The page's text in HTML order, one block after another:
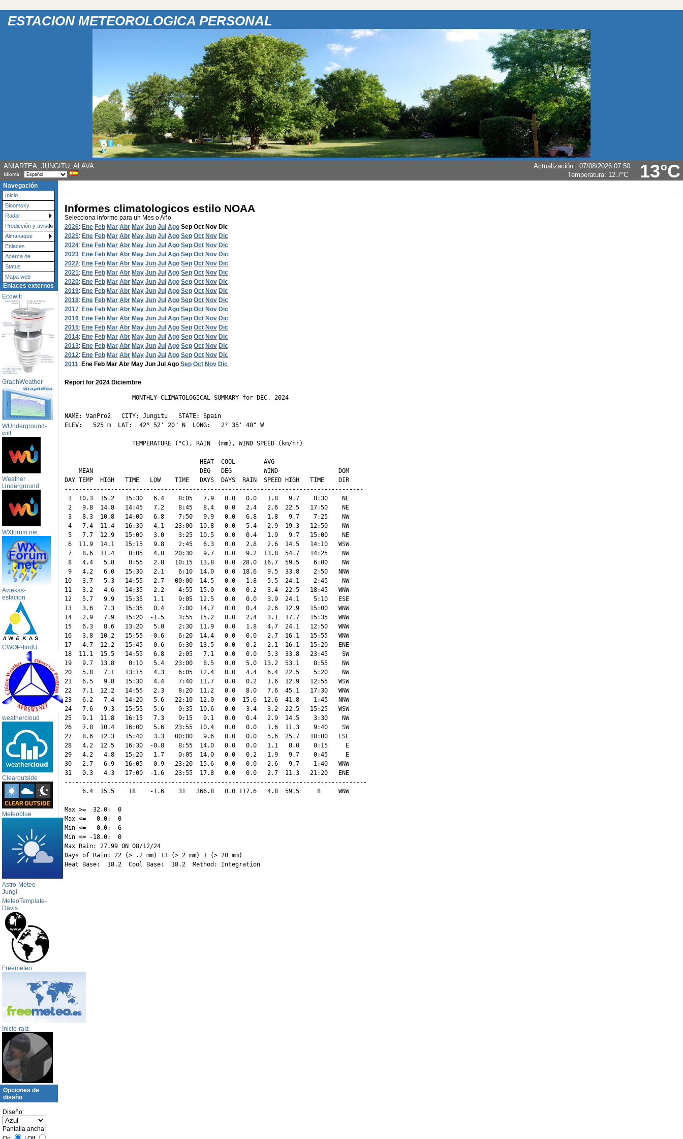
ESTACION METEOROLOGICA PERSONAL
13°C
ANIARTEA, JUNGITU, ALAVA
Idioma:
Actualización: 07/08/2026 07:50
Temperatura: 12.7°C
Navegación
Inicio
Bloomsky
Radar
Predicción y avisos
Almanaque
Enlaces
Acerca de
Status
Mapa web
Enlaces externos
Ecowitt
GraphWeather
WUnderground-
witt
Weather
Underground
WXforum.net
Awekas-
estacion
CWOP-findU
weathercloud
Clearoutside
Meteoblue
Astro-Meteo
Jungi
MeteoTemplate-
Davis
Freemeteo
Inicio-raiz
Opciones de
diseño
Diseño:
Pantalla ancha:
Informes climatologicos estilo NOAA
Selecciona informe para un Mes o Año
2026: Ene Feb Mar Abr May Jun Jul Ago Sep Oct Nov Dic
2025: Ene Feb Mar Abr May Jun Jul Ago Sep Oct Nov Dic
2024: Ene Feb Mar Abr May Jun Jul Ago Sep Oct Nov Dic
2023: Ene Feb Mar Abr May Jun Jul Ago Sep Oct Nov Dic
2022: Ene Feb Mar Abr May Jun Jul Ago Sep Oct Nov Dic
2021: Ene Feb Mar Abr May Jun Jul Ago Sep Oct Nov Dic
2020: Ene Feb Mar Abr May Jun Jul Ago Sep Oct Nov Dic
2019: Ene Feb Mar Abr May Jun Jul Ago Sep Oct Nov Dic
2018: Ene Feb Mar Abr May Jun Jul Ago Sep Oct Nov Dic
2017: Ene Feb Mar Abr May Jun Jul Ago Sep Oct Nov Dic
2016: Ene Feb Mar Abr May Jun Jul Ago Sep Oct Nov Dic
2015: Ene Feb Mar Abr May Jun Jul Ago Sep Oct Nov Dic
2014: Ene Feb Mar Abr May Jun Jul Ago Sep Oct Nov Dic
2013: Ene Feb Mar Abr May Jun Jul Ago Sep Oct Nov Dic
2012: Ene Feb Mar Abr May Jun Jul Ago Sep Oct Nov Dic
2011: Ene Feb Mar Abr May Jun Jul Ago Sep Oct Nov Dic
Report for 2024 Diciembre
                   MONTHLY CLIMATOLOGICAL SUMMARY for DEC. 2024
NAME: VanPro2   CITY: Jungitu   STATE: Spain
ELEV:   525 m  LAT:  42° 52' 20" N  LONG:   2° 35' 40" W
                   TEMPERATURE (°C), RAIN  (mm), WIND SPEED (km/hr)
                                      HEAT  COOL        AVG
    MEAN                              DEG   DEG         WIND                 DOM
DAY TEMP  HIGH   TIME   LOW    TIME   DAYS  DAYS  RAIN  SPEED HIGH   TIME    DIR
------------------------------------------------------------------------------------
1  10.3  15.2   15:30   6.4    8:05   7.9   0.0   0.0   1.8   9.7    0:30    NE
2   9.8  14.8   14:45   7.2    8:45   8.4   0.0   2.4   2.6  22.5   17:50    NE
3   8.3  10.8   14:00   6.8    7:50   9.9   0.0   6.8   1.8   9.7    7:25    NW
4   7.4  11.4   16:30   4.1   23:00  10.8   0.0   5.4   2.9  19.3   12:50    NW
5   7.7  12.9   15:00   3.0    3:25  10.5   0.0   0.4   1.9   9.7   15:00    NE
6  11.9  14.1   15:15   9.8    2:45   6.3   0.0   2.8   2.6  14.5   14:10   WSW
7   8.6  11.4    0:05   4.0   20:30   9.7   0.0   9.2  13.8  54.7   14:25    NW
8   4.4   5.8    0:55   2.8   10:15  13.8   0.0  28.0  16.7  59.5    6:00    NW
9   4.2   6.0   15:30   2.1    6:10  14.0   0.0  18.6   9.5  33.8    2:50   NNW
10   3.7   5.3   14:55   2.7   00:00  14.5   0.0   1.8   5.5  24.1    2:45    NW
11   3.2   4.6   14:35   2.2    4:55  15.0   0.0   0.2   3.4  22.5   18:45   WNW
12   5.7   9.9   15:35   1.1    9:05  12.5   0.0   0.0   3.9  24.1    5:10   ESE
13   3.6   7.3   15:35   0.4    7:00  14.7   0.0   0.4   2.6  12.9   15:00   WNW
14   2.9   7.9   15:20  -1.5    3:55  15.2   0.0   2.4   3.1  17.7   15:35   WNW
15   6.3   8.6   13:20   5.0    2:30  11.9   0.0   1.8   4.7  24.1   12:50   WNW
16   3.8  10.2   15:55  -0.6    6:20  14.4   0.0   0.0   2.7  16.1   15:55   WNW
17   4.7  12.2   15:45  -0.6    6:30  13.5   0.0   0.2   2.1  16.1   15:20   ENE
18  11.1  15.5   14:55   6.8    2:05   7.1   0.0   0.0   5.3  33.8   23:45    SW
19   9.7  13.8    0:10   5.4   23:00   8.5   0.0   5.0  13.2  53.1    8:55    NW
20   5.8   7.1   13:15   4.3    6:05  12.4   0.0   4.4   6.4  22.5    5:20    NW
21   6.5   9.8   15:30   4.4    7:40  11.7   0.0   0.2   1.6  12.9   12:55   WSW
22   7.1  12.2   14:55   2.3    8:20  11.2   0.0   8.0   7.6  45.1   17:30   WNW
23   6.2   7.4   14:20   5.6   22:10  12.0   0.0  15.6  12.6  41.8    1:45   NNW
24   7.6   9.3   15:55   5.6    0:35  10.6   0.0   3.4   3.2  22.5   15:25   WSW
25   9.1  11.8   16:15   7.3    9:15   9.1   0.0   0.4   2.9  14.5    3:30    NW
26   7.8  10.4   16:00   5.6   23:55  10.4   0.0   0.0   1.6  11.3    9:40    SW
27   8.6  12.3   15:40   3.3   00:00   9.6   0.0   0.0   5.6  25.7   10:00   ESE
28   4.2  12.5   16:30  -0.8    8:55  14.0   0.0   0.0   1.1   8.0    0:15     E
29   4.2   4.8   15:20   1.7    0:05  14.0   0.0   0.2   1.9   9.7    0:45     E
30   2.7   6.9   16:05  -0.9   23:20  15.6   0.0   0.0   2.6   9.7    1:40   WNW
31   0.3   4.3   17:00  -1.6   23:55  17.8   0.0   0.0   2.7  11.3   21:20   ENE
-------------------------------------------------------------------------------------
     6.4  15.5    18    -1.6    31   366.8   0.0 117.6   4.8  59.5     8     WNW
Max >=  32.0:  0
Max <=   0.0:  0
Min <=   0.0:  6
Min <= -18.0:  0
Max Rain: 27.99 ON 08/12/24
Days of Rain: 22 (> .2 mm) 13 (> 2 mm) 1 (> 20 mm)